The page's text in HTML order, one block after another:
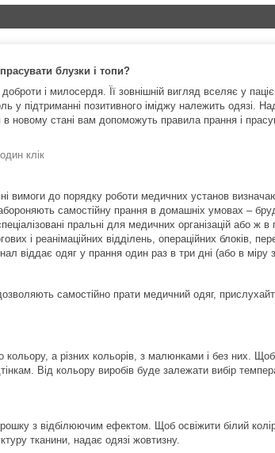
блузки і топи?
і милосердя. Її зовнішній вигляд вселяє у
у підтриманні позитивного іміджу належить одязі.
новому стані вам допоможуть правила прання і
клік
вимоги до порядку роботи медичних установ
самостійну прання в домашніх умовах –
пральні для медичних організацій або ж в
і реанімаційних відділень, операційних блоків,
віддає одяг у прання один раз в три дні (або в міру
самостійно прати медичний одяг,
а різних кольорів, з малюнками і без них. Щоб
Від кольору виробів буде залежати вибір
з відбілюючим ефектом. Щоб освіжити білий
тканини, надає одязі жовтизну.